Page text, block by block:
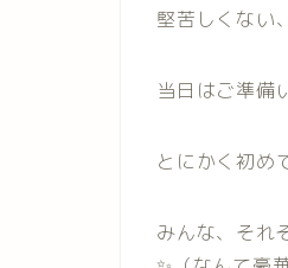
堅苦しくない
当日はご準備
とにかく初め
みんな、それ